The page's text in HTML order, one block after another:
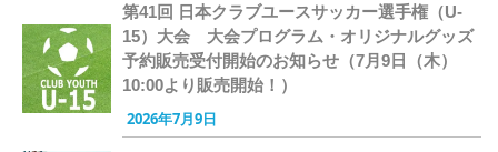
第41回 日本クラブユースサッカー選手権（U-
15）大会 大会プログラム・オリジナルグッズ
予約販売受付開始のお知らせ（7月9日（木）
10:00より販売開始！）
2026年7月9日